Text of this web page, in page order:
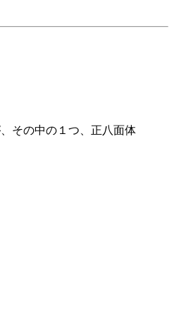
その中の１つ、正八面体